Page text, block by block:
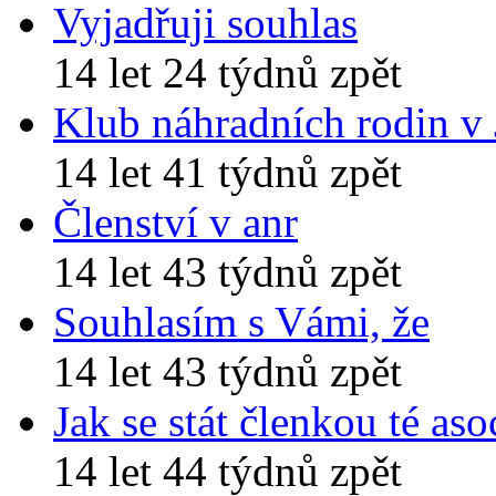
Vyjadřuji souhlas
14 let 24 týdnů zpět
Klub náhradních rodin v
14 let 41 týdnů zpět
Členství v anr
14 let 43 týdnů zpět
Souhlasím s Vámi, že
14 let 43 týdnů zpět
Jak se stát členkou té
14 let 44 týdnů zpět